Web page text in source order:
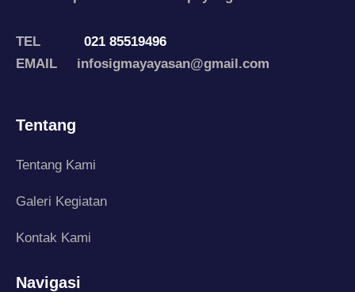
TEL
021 85519496
EMAIL infosigmayayasan@gmail.com
Tentang
Tentang Kami
Galeri Kegiatan
Kontak Kami
Navigasi